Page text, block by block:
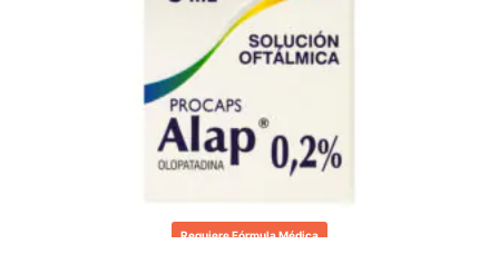
Requiere Fórmula Médica